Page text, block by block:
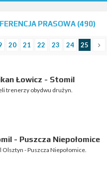
PRASOWA (490)
20 21 22 23 24 25
Łowicz - Stomil
trenerzy obydwu drużyn.
- Puszcza Niepołomice
- Puszcza Niepołomice.